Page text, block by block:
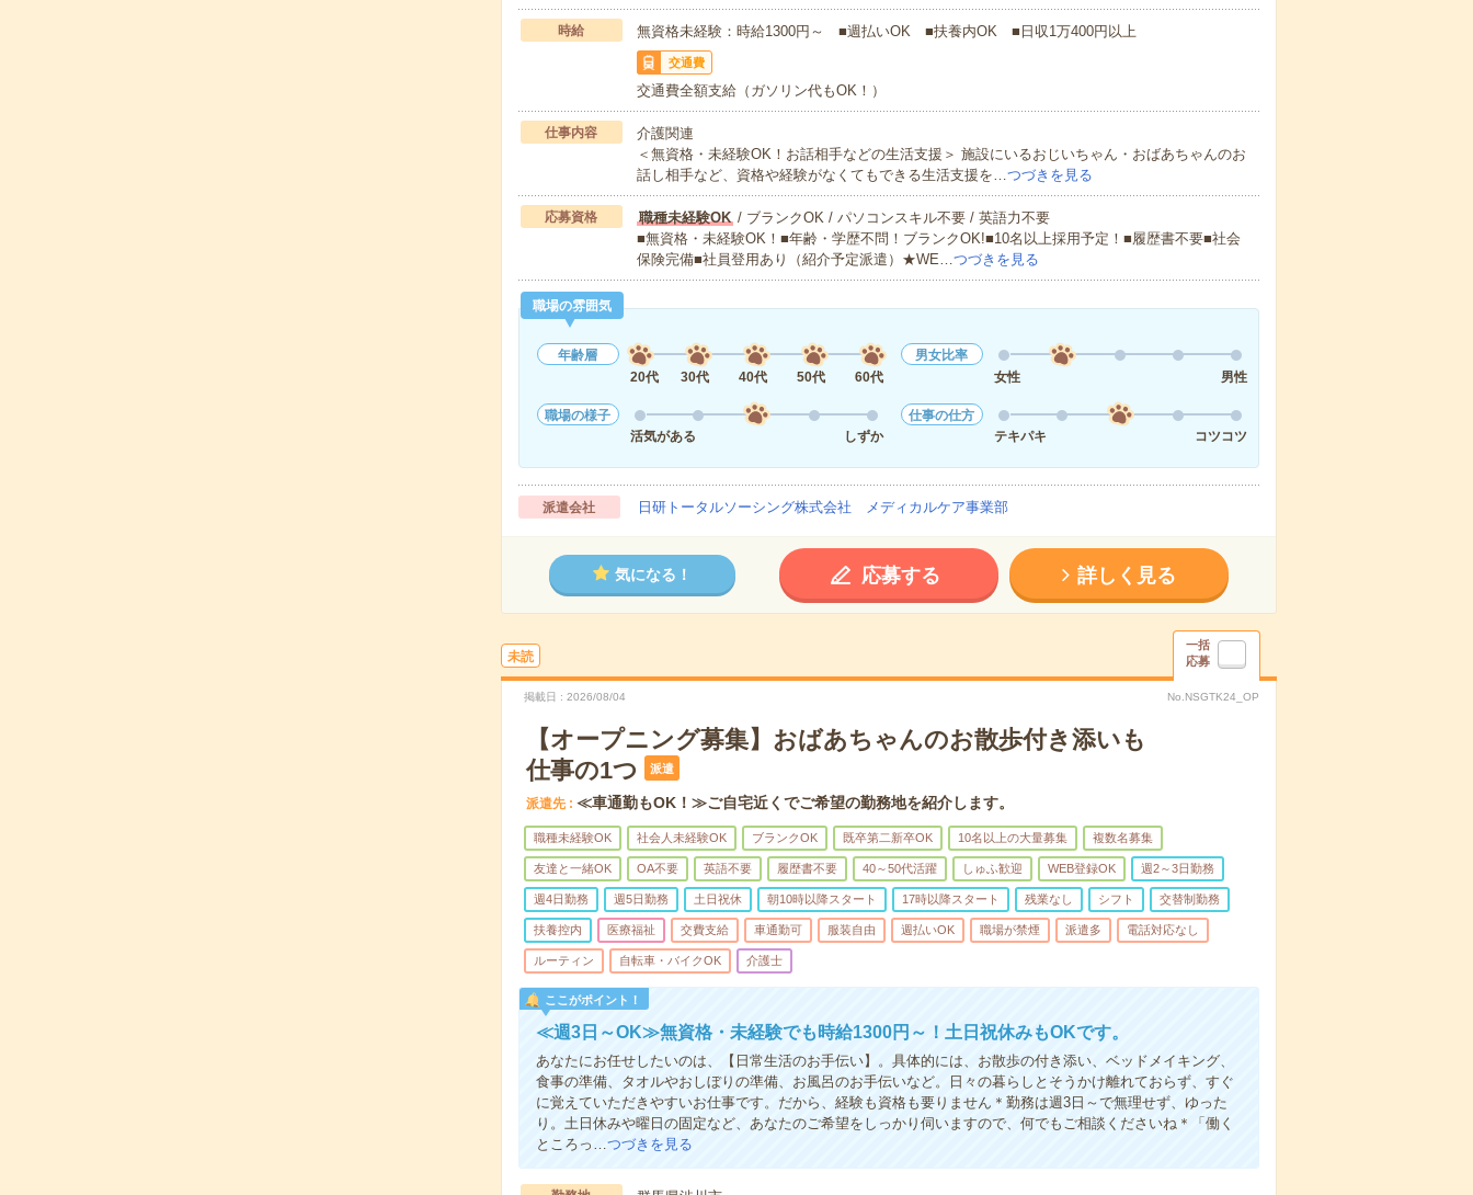
時給 無資格未経験：時給1300円～ ■週払いOK ■扶養内OK ■日収1万400円以上
交通費
交通費全額支給（ガソリン代もOK！）
仕事内容
介護関連
＜無資格・未経験OK！お話相手などの生活支援＞ 施設にいるおじいちゃん・おばあちゃんのお
話し相手など、資格や経験がなくてもできる生活支援を…つづきを見る
応募資格 職種未経験OK/ ブランクOK / パソコンスキル不要 / 英語力不要
■無資格・未経験OK！■年齢・学歴不問！ブランクOK!■10名以上採用予定！■履歴書不要■社会
保険完備■社員登用あり（紹介予定派遣）★WE…つづきを見る
職場の雰囲気
年齢層
20代
30代 40代 50代 60代
男女比率
女性
男性
職場の様子
活気がある
しずか
仕事の仕方
テキパキ
コツコツ
派遣会社 日研トータルソーシング株式会社 メディカルケア事業部
気になる！ 応募する 詳しく見る
未読
一括
応募
掲載日 2026/08/04 No.NSGTK24_OP
【オープニング募集】おばあちゃんのお散歩付き添いも
仕事の1つ
派遣
派遣先 ≪車通勤もOK！≫ご自宅近くでご希望の勤務地を紹介します。
職種未経験OK 社会人未経験OK ブランクOK 既卒第二新卒OK 10名以上の大量募集 複数名募集
友達と一緒OK OA不要 英語不要 履歴書不要 40～50代活躍 しゅふ歓迎 WEB登録OK 週2～3日勤務
週4日勤務 週5日勤務 土日祝休 朝10時以降スタート 17時以降スタート 残業なし シフト 交替制勤務
扶養控内 医療福祉 交費支給 車通勤可 服装自由 週払いOK 職場が禁煙 派遣多 電話対応なし
ルーティン 自転車・バイクOK 介護士
ここがポイント！
≪週3日～OK≫無資格・未経験でも時給1300円～！土日祝休みもOKです。
あなたにお任せしたいのは、【日常生活のお手伝い】。具体的には、お散歩の付き添い、ベッドメイキング、
食事の準備、タオルやおしぼりの準備、お風呂のお手伝いなど。日々の暮らしとそうかけ離れておらず、すぐ
に覚えていただきやすいお仕事です。だから、経験も資格も要りません＊勤務は週3日～で無理せず、ゆった
り。土日休みや曜日の固定など、あなたのご希望をしっかり伺いますので、何でもご相談くださいね＊「働く
ところっ…つづきを見る